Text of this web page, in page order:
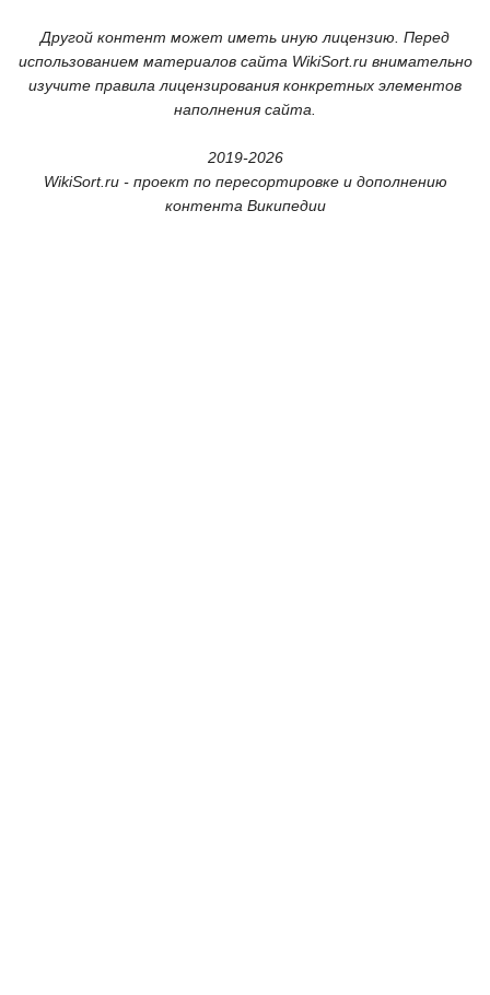
Другой контент может иметь иную лицензию. Перед
использованием материалов сайта WikiSort.ru внимательно
изучите правила лицензирования конкретных элементов
наполнения сайта.
2019-2026
WikiSort.ru - проект по пересортировке и дополнению
контента Википедии